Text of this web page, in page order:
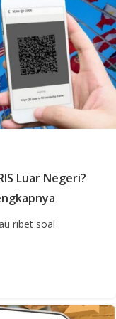
Luar Negeri?
ribet soal